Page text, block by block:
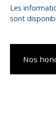
Les
sont
Nos